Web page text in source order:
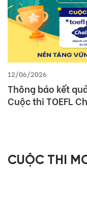
12/06/2026
Thông báo kết
Cuộc thi TOEFL
CUỘC THI